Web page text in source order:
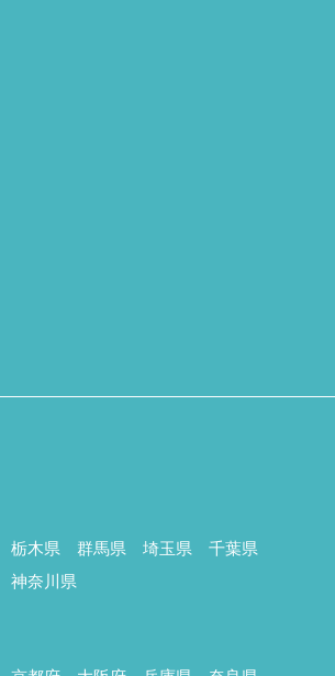
栃木県 群馬県 埼玉県
千葉県
神奈川県